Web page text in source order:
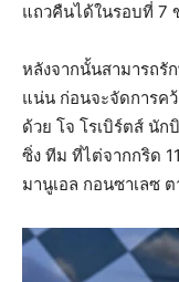
แถวคืนได้ในรอบที่ 7
หลังจากนั้นสามารถรั
แน่น ก่อนจะจัดการค
ด้วย โจ โรเบิร์ตส์ นัก
ซิ่ง ทีม ที่ไต่จากกริด
มานูเอล กอนซาเลซ